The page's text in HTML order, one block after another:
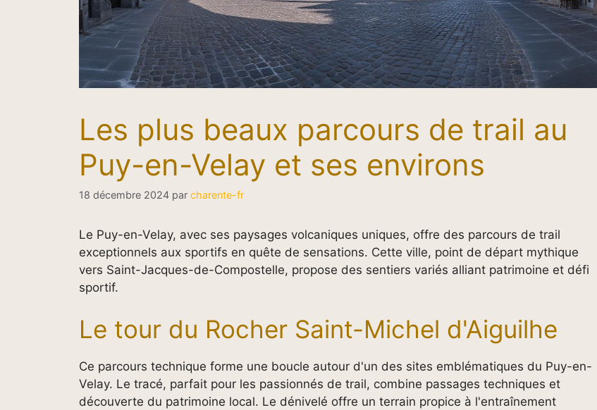
Les plus beaux parcours de trail au
Puy-en-Velay et ses environs
18 décembre 2024 par charente-fr
Le Puy-en-Velay, avec ses paysages volcaniques uniques, offre des parcours de trail
exceptionnels aux sportifs en quête de sensations. Cette ville, point de départ mythique
vers Saint-Jacques-de-Compostelle, propose des sentiers variés alliant patrimoine et défi
sportif.
Le tour du Rocher Saint-Michel d'Aiguilhe
Ce parcours technique forme une boucle autour d'un des sites emblématiques du Puy-en-
Velay. Le tracé, parfait pour les passionnés de trail, combine passages techniques et
découverte du patrimoine local. Le dénivelé offre un terrain propice à l'entraînement